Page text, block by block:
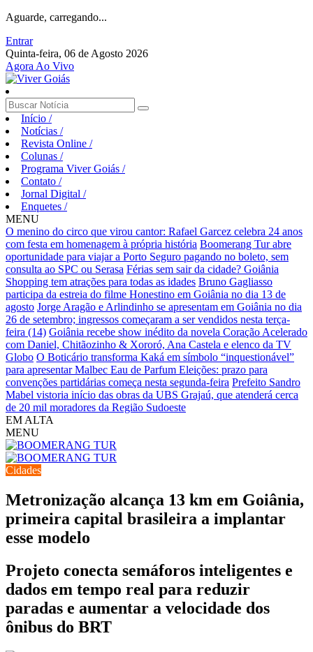
Aguarde, carregando...
Entrar
Quinta-feira, 06 de Agosto 2026
Agora Ao Vivo
Início /
Notícias /
Revista Online /
Colunas /
Programa Viver Goiás /
Contato /
Jornal Digital /
Enquetes /
MENU
O menino do circo que virou cantor: Rafael Garcez celebra 24 anos
com festa em homenagem à própria história Boomerang Tur abre
oportunidade para viajar a Porto Seguro pagando no boleto, sem
consulta ao SPC ou Serasa Férias sem sair da cidade? Goiânia
Shopping tem atrações para todas as idades Bruno Gagliasso
participa da estreia do filme Honestino em Goiânia no dia 13 de
agosto Jorge Aragão e Arlindinho se apresentam em Goiânia no dia
26 de setembro; ingressos começaram a ser vendidos nesta terça-
feira (14) Goiânia recebe show inédito da novela Coração Acelerado
com Daniel, Chitãozinho & Xororó, Ana Castela e elenco da TV
Globo O Boticário transforma Kaká em símbolo “inquestionável”
para apresentar Malbec Eau de Parfum Eleições: prazo para
convenções partidárias começa nesta segunda-feira Prefeito Sandro
Mabel vistoria início das obras da UBS Grajaú, que atenderá cerca
de 20 mil moradores da Região Sudoeste
EM ALTA
MENU
Cidades
Metronização alcança 13 km em Goiânia,
primeira capital brasileira a implantar
esse modelo
Projeto conecta semáforos inteligentes e
dados em tempo real para reduzir
paradas e aumentar a velocidade dos
ônibus do BRT